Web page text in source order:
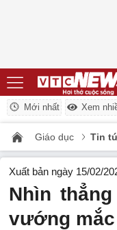
Mới nhất Xem
Giáo dục Tin
Xuất bản ngày 15/02/
Nhìn
vướng